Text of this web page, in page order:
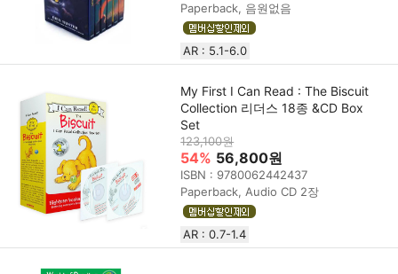
Paperback, 음원없음
AR : 5.1-6.0
My First I Can Read : The Biscuit
Collection 리더스 18종 &CD Box
Set
123,100원
54% 56,800원
ISBN : 9780062442437
Paperback, Audio CD 2장
AR : 0.7-1.4